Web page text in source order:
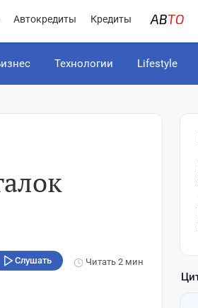
Автокредиты Кредиты
Технологии Lifestyle
Слушать Читать2 мин